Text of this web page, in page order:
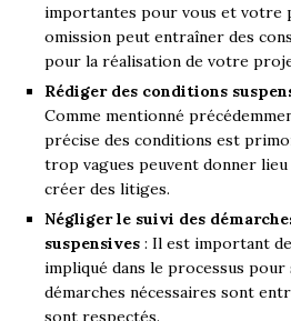
importantes pour vous et votre
omission peut entraîner des
pour la réalisation de votre
Rédiger des conditions
Comme mentionné
précise des conditions est
trop vagues peuvent donner
créer des litiges.
Négliger le suivi des
suspensives : Il est important
impliqué dans le processus pour
démarches nécessaires sont
sont respectés.